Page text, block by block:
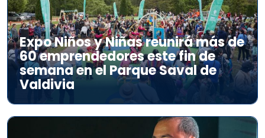
Expo Niños y Niñas reunirá más de
60 emprendedores este fin de
semana en el Parque Saval de
Valdivia